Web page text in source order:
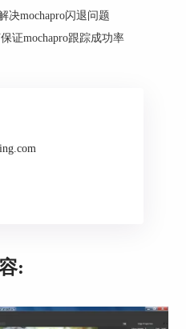
击“加载预设（Load
决mochapro闪退问题
证mochapro跟踪成功率
: